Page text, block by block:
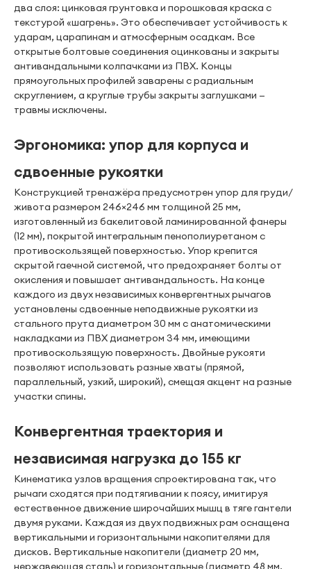
два слоя: цинковая грунтовка и порошковая краска с
текстурой «шагрень». Это обеспечивает устойчивость к
ударам, царапинам и атмосферным осадкам. Все
открытые болтовые соединения оцинкованы и закрыты
антивандальными колпачками из ПВХ. Концы
прямоугольных профилей заварены с радиальным
скруглением, а круглые трубы закрыты заглушками —
травмы исключены.
Эргономика: упор для корпуса и
сдвоенные рукоятки
Конструкцией тренажёра предусмотрен упор для груди/
живота размером 246×246 мм толщиной 25 мм,
изготовленный из бакелитовой ламинированной фанеры
(12 мм), покрытой интегральным пенополиуретаном с
противоскользящей поверхностью. Упор крепится
скрытой гаечной системой, что предохраняет болты от
окисления и повышает антивандальность. На конце
каждого из двух независимых конвергентных рычагов
установлены сдвоенные неподвижные рукоятки из
стального прута диаметром 30 мм с анатомическими
накладками из ПВХ диаметром 34 мм, имеющими
противоскользящую поверхность. Двойные рукояти
позволяют использовать разные хваты (прямой,
параллельный, узкий, широкий), смещая акцент на разные
участки спины.
Конвергентная траектория и
независимая нагрузка до 155 кг
Кинематика узлов вращения спроектирована так, что
рычаги сходятся при подтягивании к поясу, имитируя
естественное движение широчайших мышц в тяге гантели
двумя руками. Каждая из двух подвижных рам оснащена
вертикальными и горизонтальными накопителями для
дисков. Вертикальные накопители (диаметр 20 мм,
нержавеющая сталь) и горизонтальные (диаметр 48 мм,